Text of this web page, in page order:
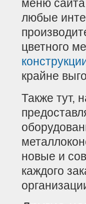
меню
любые
цветного
крайне
Также тут,
новые и
каждого